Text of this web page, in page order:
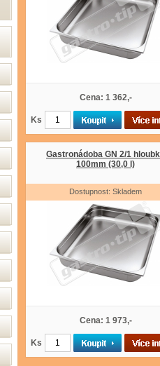
Cena: 1 362,-
Ks
Gastronádoba GN 2/1
100mm (30,0 l)
Dostupnost: Skladem
Cena: 1 973,-
Ks